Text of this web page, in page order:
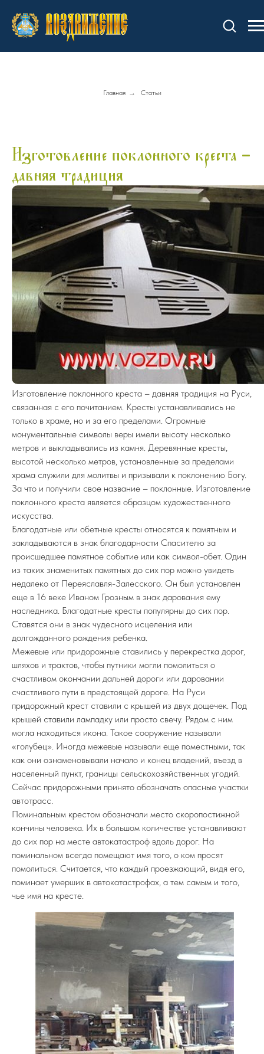
Главная → Статьи
Изготовление поклонного креста –
давняя традиция
Изготовление поклонного креста – давняя традиция на Руси,
связанная с его почитанием. Кресты устанавливались не
только в храме, но и за его пределами. Огромные
монументальные символы веры имели высоту несколько
метров и выкладывались из камня. Деревянные кресты,
высотой несколько метров, установленные за пределами
храма служили для молитвы и призывали к поклонению Богу.
За что и получили свое название – поклонные. Изготовление
поклонного креста является образцом художественного
искусства.
Благодатные или обетные кресты относятся к памятным и
закладываются в знак благодарности Спасителю за
происшедшее памятное событие или как символ-обет. Один
из таких знаменитых памятных до сих пор можно увидеть
недалеко от Переяславля-Залесского. Он был установлен
еще в 16 веке Иваном Грозным в знак дарования ему
наследника. Благодатные кресты популярны до сих пор.
Ставятся они в знак чудесного исцеления или
долгожданного рождения ребенка.
Межевые или придорожные ставились у перекрестка дорог,
шляхов и трактов, чтобы путники могли помолиться о
счастливом окончании дальней дороги или даровании
счастливого пути в предстоящей дороге. На Руси
придорожный крест ставили с крышей из двух дощечек. Под
крышей ставили лампадку или просто свечу. Рядом с ним
могла находиться икона. Такое сооружение называли
«голубец». Иногда межевые называли еще поместными, так
как они ознаменовывали начало и конец владений, въезд в
населенный пункт, границы сельскохозяйственных угодий.
Сейчас придорожными принято обозначать опасные участки
автотрасс.
Поминальным крестом обозначали место скоропостижной
кончины человека. Их в большом количестве устанавливают
до сих пор на месте автокатастроф вдоль дорог. На
поминальном всегда помещают имя того, о ком просят
помолиться. Считается, что каждый проезжающий, видя его,
поминает умерших в автокатастрофах, а тем самым и того,
чье имя на кресте.